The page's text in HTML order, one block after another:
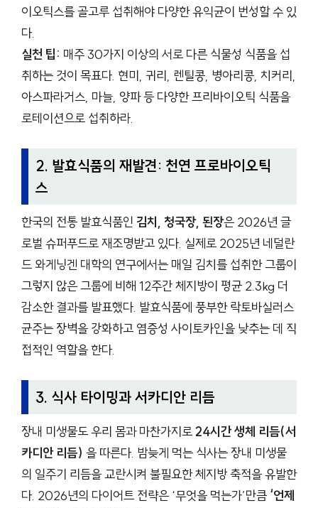
이오틱스를 골고루 섭취해야 다양한 유익균이 번성할 수 있
다.
실천 팁: 매주 30가지 이상의 서로 다른 식물성 식품을 섭
취하는 것이 목표다. 현미, 귀리, 렌틸콩, 병아리콩, 치커리,
아스파라거스, 마늘, 양파 등 다양한 프리바이오틱 식품을
로테이션으로 섭취하라.
2. 발효식품의 재발견: 천연 프로바이오틱
스
한국의 전통 발효식품인 김치, 청국장, 된장은 2026년 글
로벌 슈퍼푸드로 재조명받고 있다. 실제로 2025년 네덜란
드 와게닝겐 대학의 연구에서는 매일 김치를 섭취한 그룹이
그렇지 않은 그룹에 비해 12주간 체지방이 평균 2.3kg 더
감소한 결과를 발표했다. 발효식품에 풍부한 락토바실러스
균주는 장벽을 강화하고 염증성 사이토카인을 낮추는 데 직
접적인 역할을 한다.
3. 식사 타이밍과 서카디안 리듬
장내 미생물도 우리 몸과 마찬가지로24시간 생체 리듬(서
카디안 리듬) 을 따른다. 밤늦게 먹는 식사는 장내 미생물
의 일주기 리듬을 교란시켜 불필요한 체지방 축적을 유발한
다. 2026년의 다이어트 전략은 ‘무엇을 먹는가’만큼 ‘언제